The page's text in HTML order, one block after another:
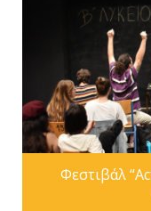
Φεστιβάλ